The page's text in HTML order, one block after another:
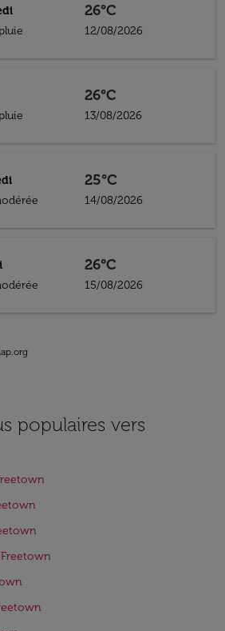
26°C
12/08/2026
26°C
13/08/2026
25°C
14/08/2026
26°C
15/08/2026
populaires vers
Freetown